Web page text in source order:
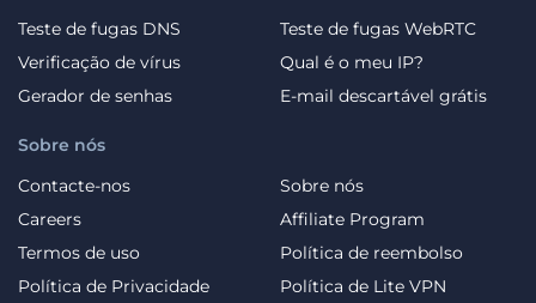
Sobre nós
Contacte-nos
Sobre nós
Careers
Affiliate Program
Termos de uso
Política de reembolso
Política de Privacidade
Política de Lite VPN
Teste de fugas DNS
Teste de fugas WebRTC
Verificação de vírus
Qual é o meu IP?
Gerador de senhas
E-mail descartável grátis